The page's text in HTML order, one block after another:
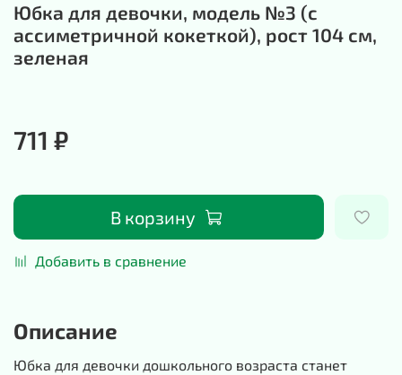
Юбка для девочки, модель №3 (с
ассиметричной кокеткой), рост 104 см,
зеленая
711 ₽
В корзину
Добавить в сравнение
Описание
Юбка для девочки дошкольного возраста станет